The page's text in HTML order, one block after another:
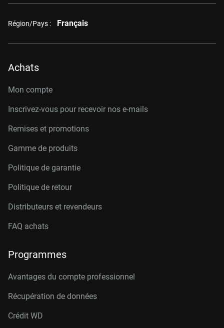
Région/Pays : Français
Achats
Mon compte
Inscrivez-vous pour recevoir nos e-mails
Remises et promotions
Gamme de produits
Politique de garantie
Politique de retour
Distributeurs et revendeurs
FAQ achats
Programmes
Avantages du compte professionnel
Récupération de données
Crédit WD